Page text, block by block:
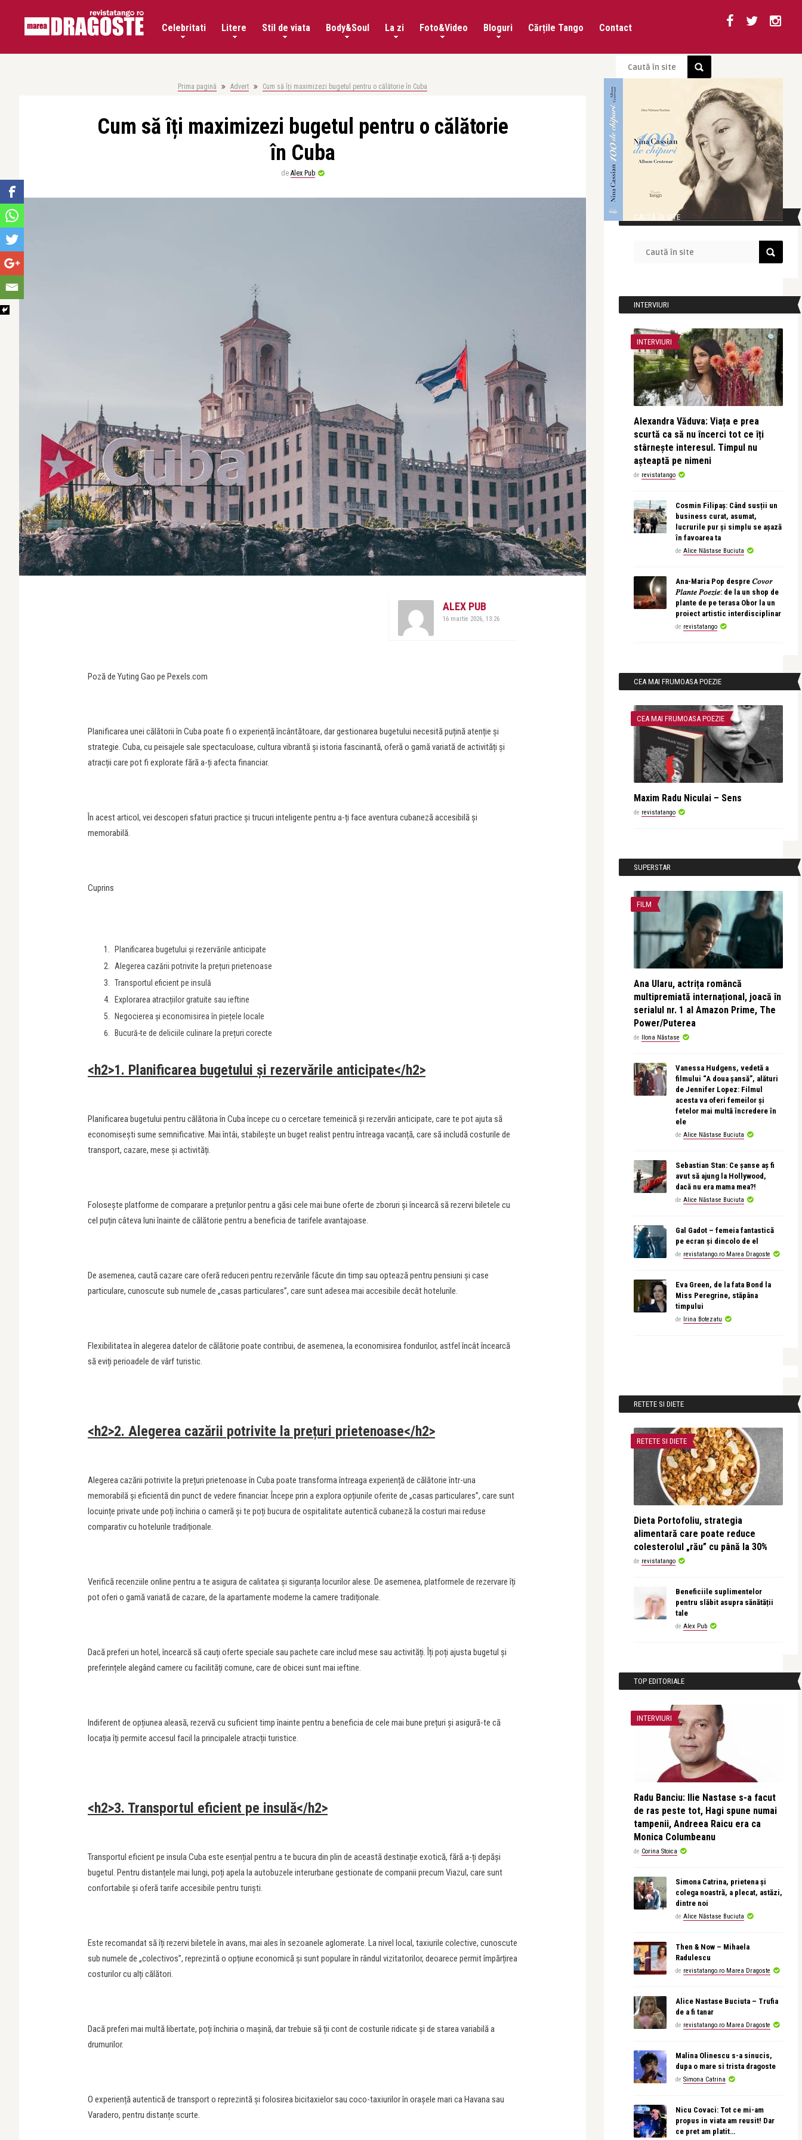
Celebritati Litere Stil de viata Body&Soul La zi Foto&Video Bloguri Cărțile Tango Contact
Prima pagină Advert Cum să îți maximizezi bugetul pentru o călătorie în Cuba
Cum să îți maximizezi bugetul pentru o călătorie
în Cuba
de Alex Pub
ALEX PUB
16 martie 2026, 13:26
Poză de Yuting Gao pe Pexels.com
Planificarea unei călătorii în Cuba poate fi o experiență încântătoare, dar gestionarea bugetului necesită puțină atenție și
strategie. Cuba, cu peisajele sale spectaculoase, cultura vibrantă și istoria fascinantă, oferă o gamă variată de activități și
atracții care pot fi explorate fără a-ți afecta financiar.
În acest articol, vei descoperi sfaturi practice și trucuri inteligente pentru a-ți face aventura cubaneză accesibilă și
memorabilă.
Cuprins
Planificarea bugetului și rezervările anticipate
Alegerea cazării potrivite la prețuri prietenoase
Transportul eficient pe insulă
Explorarea atracțiilor gratuite sau ieftine
Negocierea și economisirea în piețele locale
Bucură-te de deliciile culinare la prețuri corecte
<h2>1. Planificarea bugetului și rezervările anticipate</h2>
Planificarea bugetului pentru călătoria în Cuba începe cu o cercetare temeinică și rezervări anticipate, care te pot ajuta să
economisești sume semnificative. Mai întâi, stabilește un buget realist pentru întreaga vacanță, care să includă costurile de
transport, cazare, mese și activități.
Folosește platforme de comparare a prețurilor pentru a găsi cele mai bune oferte de zboruri și încearcă să rezervi biletele cu
cel puțin câteva luni înainte de călătorie pentru a beneficia de tarifele avantajoase.
De asemenea, caută cazare care oferă reduceri pentru rezervările făcute din timp sau optează pentru pensiuni și case
particulare, cunoscute sub numele de „casas particulares”, care sunt adesea mai accesibile decât hotelurile.
Flexibilitatea în alegerea datelor de călătorie poate contribui, de asemenea, la economisirea fondurilor, astfel încât încearcă
să eviți perioadele de vârf turistic.
<h2>2. Alegerea cazării potrivite la prețuri prietenoase</h2>
Alegerea cazării potrivite la prețuri prietenoase în Cuba poate transforma întreaga experiență de călătorie într-una
memorabilă și eficientă din punct de vedere financiar. Începe prin a explora opțiunile oferite de „casas particulares”, care sunt
locuințe private unde poți închiria o cameră și te poți bucura de ospitalitate autentică cubaneză la costuri mai reduse
comparativ cu hotelurile tradiționale.
Verifică recenziile online pentru a te asigura de calitatea și siguranța locurilor alese. De asemenea, platformele de rezervare îți
pot oferi o gamă variată de cazare, de la apartamente moderne la camere tradiționale.
Dacă preferi un hotel, încearcă să cauți oferte speciale sau pachete care includ mese sau activități. Îți poți ajusta bugetul și
preferințele alegând camere cu facilități comune, care de obicei sunt mai ieftine.
Indiferent de opțiunea aleasă, rezervă cu suficient timp înainte pentru a beneficia de cele mai bune prețuri și asigură-te că
locația îți permite accesul facil la principalele atracții turistice.
<h2>3. Transportul eficient pe insulă</h2>
Transportul eficient pe insula Cuba este esențial pentru a te bucura din plin de această destinație exotică, fără a-ți depăși
bugetul. Pentru distanțele mai lungi, poți apela la autobuzele interurbane gestionate de companii precum Viazul, care sunt
confortabile și oferă tarife accesibile pentru turiști.
Este recomandat să îți rezervi biletele în avans, mai ales în sezoanele aglomerate. La nivel local, taxiurile colective, cunoscute
sub numele de „colectivos”, reprezintă o opțiune economică și sunt populare în rândul vizitatorilor, deoarece permit împărțirea
costurilor cu alți călători.
Dacă preferi mai multă libertate, poți închiria o mașină, dar trebuie să ții cont de costurile ridicate și de starea variabilă a
drumurilor.
O experiență autentică de transport o reprezintă și folosirea bicitaxielor sau coco-taxiurilor în orașele mari ca Havana sau
Varadero, pentru distanțe scurte.
CAUTĂ ÎN SITE
INTERVIURI
INTERVIURI
Alexandra Văduva: Viața e prea
scurtă ca să nu încerci tot ce îți
stârnește interesul. Timpul nu
așteaptă pe nimeni
de revistatango
Cosmin Filipaș: Când susții un
business curat, asumat,
lucrurile pur și simplu se așază
în favoarea ta
de Alice Năstase Buciuta
Ana-Maria Pop despre 𝐶𝑜𝑣𝑜𝑟
𝑃𝑙𝑎𝑛𝑡𝑒 𝑃𝑜𝑒𝑧𝑖𝑒: de la un shop de
plante de pe terasa Obor la un
proiect artistic interdisciplinar
de revistatango
CEA MAI FRUMOASA POEZIE
CEA MAI FRUMOASA POEZIE
Maxim Radu Niculai – Sens
de revistatango
SUPERSTAR
FILM
Ana Ularu, actrița româncă
multipremiată internațional, joacă în
serialul nr. 1 al Amazon Prime, The
Power/Puterea
de Ilona Năstase
Vanessa Hudgens, vedetă a
filmului “A doua șansă”, alături
de Jennifer Lopez: Filmul
acesta va oferi femeilor și
fetelor mai multă încredere în
ele
de Alice Năstase Buciuta
Sebastian Stan: Ce șanse aș fi
avut să ajung la Hollywood,
dacă nu era mama mea?!
de Alice Năstase Buciuta
Gal Gadot – femeia fantastică
pe ecran și dincolo de el
de revistatango.ro Marea Dragoste
Eva Green, de la fata Bond la
Miss Peregrine, stăpâna
timpului
de Irina Botezatu
RETETE SI DIETE
RETETE SI DIETE
Dieta Portofoliu, strategia
alimentară care poate reduce
colesterolul „rău” cu până la 30%
de revistatango
Beneficiile suplimentelor
pentru slăbit asupra sănătății
tale
de Alex Pub
TOP EDITORIALE
INTERVIURI
Radu Banciu: Ilie Nastase s-a facut
de ras peste tot, Hagi spune numai
tampenii, Andreea Raicu era ca
Monica Columbeanu
de Corina Stoica
Simona Catrina, prietena și
colega noastră, a plecat, astăzi,
dintre noi
de Alice Năstase Buciuta
Then & Now – Mihaela
Radulescu
de revistatango.ro Marea Dragoste
Alice Nastase Buciuta – Trufia
de a fi tanar
de revistatango.ro Marea Dragoste
Malina Olinescu s-a sinucis,
dupa o mare si trista dragoste
de Simona Catrina
Nicu Covaci: Tot ce mi-am
propus in viata am reusit! Dar
ce pret am platit…